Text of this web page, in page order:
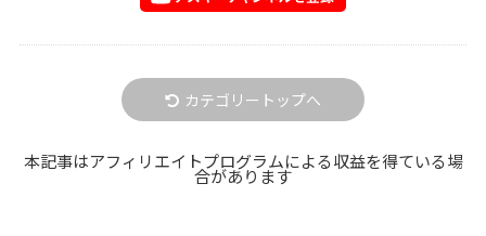
カテゴリートップへ
本記事はアフィリエイトプログラムによる収益を得ている場
合があります